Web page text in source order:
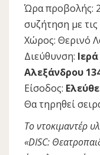
Ώρα προβολής:
συζήτηση με
Χώρος: Θερινό
Διεύθυνση:
Αλεξάνδρου
Είσοδος:
Θα τηρηθεί
Το ντοκιμαντέρ
«DISC: